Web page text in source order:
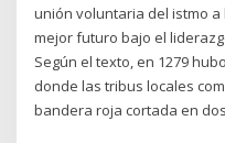
unión voluntaria del istmo a
mejor futuro bajo el
Según el texto, en 1279
donde las tribus locales
bandera roja cortada en